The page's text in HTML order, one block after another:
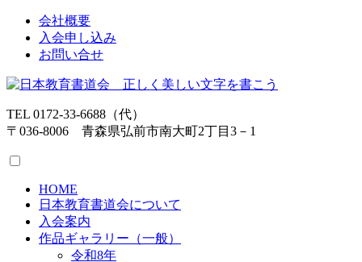
会社概要
入会申し込み
お問い合せ
TEL 0172-33-6688（代）
〒036-8006 青森県弘前市南大町2丁目3－1
HOME
日本教育書道会について
入会案内
作品ギャラリー（一般）
令和8年